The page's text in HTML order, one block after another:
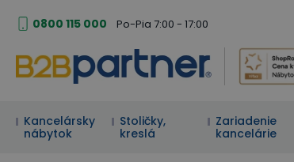
0800 115 000 Po-Pia 7:00 - 17:00
Kancelársky
nábytok
Stoličky,
kreslá
Zariadenie
kancelárie